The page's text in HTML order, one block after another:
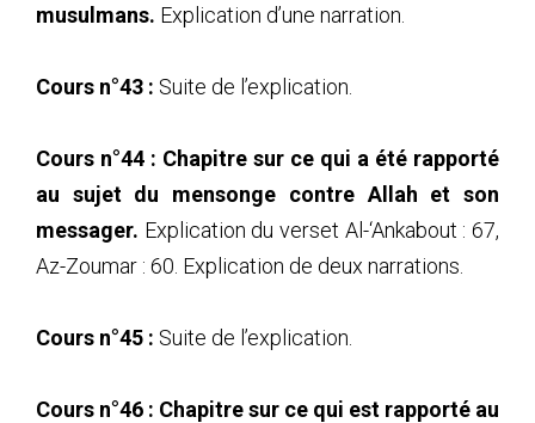
musulmans. Explication d’une narration.
Cours n°43 : Suite de l’explication.
Cours n°44 : Chapitre sur ce qui a été rapporté
au sujet du mensonge contre Allah et son
messager. Explication du verset Al-‘Ankabout : 67,
Az-Zoumar : 60. Explication de deux narrations.
Cours n°45 : Suite de l’explication.
Cours n°46 : Chapitre sur ce qui est rapporté au